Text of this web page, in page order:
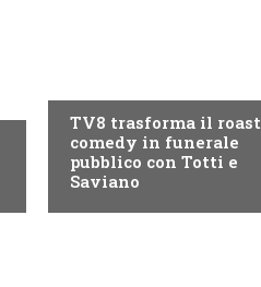
TV8 trasforma il roast
comedy in funerale
pubblico con Totti e
Saviano